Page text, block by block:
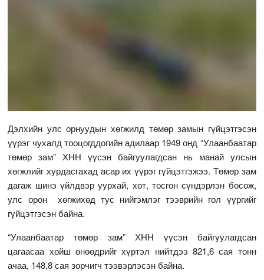
Дэлхийн улс орнуудын хөгжилд төмөр замын гүйцэтгэсэн
үүрэг чухалд тооцогддогийн адилаар 1949 онд “Улаанбаатар
төмөр зам” ХНН үүсэн байгуулагдсан нь манай улсын
хөгжлийг хурдасгахад асар их үүрэг гүйцэтгэжээ. Төмөр зам
дагаж шинэ үйлдвэр уурхай, хот, тосгон сүндэрлэн босож,
улс орон хөгжихөд тус нийгэмлэг тээврийн гол үүргийг
гүйцэтгэсэн байна.
“Улаанбаатар төмөр зам” ХНН үүсэн байгуулагдсан
цагаасаа хойш өнөөдрийг хүртэл нийтдээ 821,6 сая тонн
ачаа, 148,8 сая зорчигч тээвэрлэсэн байна.